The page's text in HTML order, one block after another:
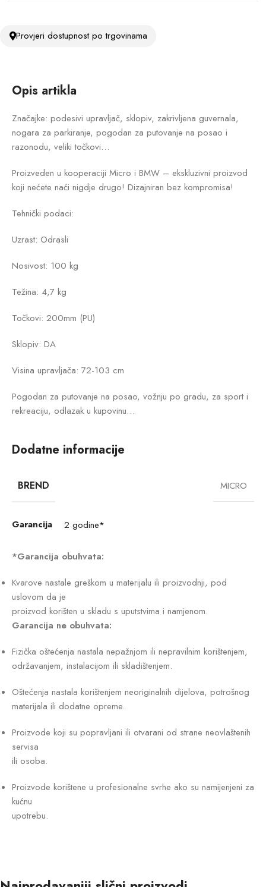
Provjeri dostupnost po trgovinama
Opis artikla
Značajke: podesivi upravljač, sklopiv, zakrivljena guvernala,
nogara za parkiranje, pogodan za putovanje na posao i
razonodu, veliki točkovi…
Proizveden u kooperaciji Micro i BMW – ekskluzivni proizvod
koji nećete naći nigdje drugo! Dizajniran bez kompromisa!
Tehnički podaci:
Uzrast: Odrasli
Nosivost: 100 kg
Težina: 4,7 kg
Točkovi: 200mm (PU)
Sklopiv: DA
Visina upravljača: 72-103 cm
Pogodan za putovanje na posao, vožnju po gradu, za sport i
rekreaciju, odlazak u kupovinu…
Dodatne informacije
BREND MICRO
Garancija 2 godine*
*Garancija obuhvata:
Kvarove nastale greškom u materijalu ili proizvodnji, pod
uslovom da je
proizvod korišten u skladu s uputstvima i namjenom.
Garancija ne obuhvata:
Fizička oštećenja nastala nepažnjom ili nepravilnim korištenjem,
održavanjem, instalacijom ili skladištenjem.
Oštećenja nastala korištenjem neoriginalnih dijelova, potrošnog
materijala ili dodatne opreme.
Proizvode koji su popravljani ili otvarani od strane neovlaštenih
servisa
ili osoba.
Proizvode korištene u profesionalne svrhe ako su namijenjeni za
kućnu
upotrebu.